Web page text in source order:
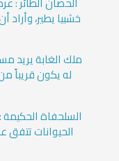
خشبيا يطير،
ملك الغابة يريد
له يكون قريباً
السلحفاة
الحيوانات تتفق